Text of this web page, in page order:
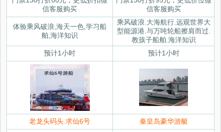
信客服购买
信客服购买
体验乘风破浪,海天一色,学习船
舶,海洋知识
乘风破浪.大海航行.远观世界大
型能源港.与万吨轮船擦肩而过.
教孩子船舶.海洋知识
预计1小时
预计1小时
老龙头码头.求仙6号
秦皇岛豪华游艇